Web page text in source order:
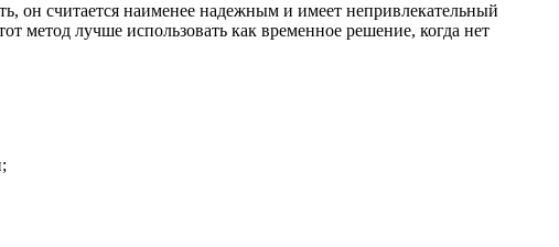
он считается наименее надежным и имеет непривлекательный
метод лучше использовать как временное решение, когда нет